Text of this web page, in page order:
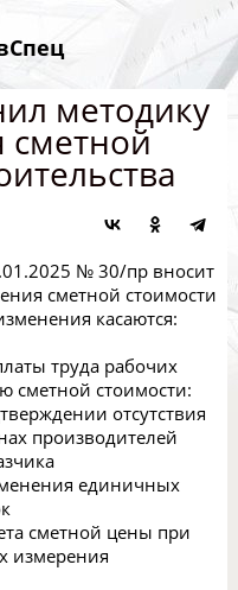
методику
сметной
№ 30/пр вносит
сметной стоимости
касаются:
труда рабочих
сметной стоимости:
отсутствия
производителей
единичных
сметной цены при
измерения